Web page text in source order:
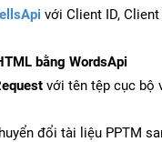
với Client ID,
bằng WordsApi
với tên tệp cục bộ
đổi tài liệu PPTM